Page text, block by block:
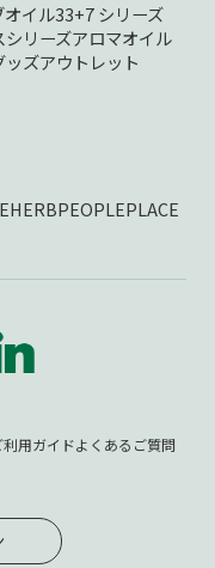
オイル33+7 シリーズ
リーズアロマオイル
ッズアウトレット
HERBPEOPLEPLACE
利用ガイドよくあるご質問